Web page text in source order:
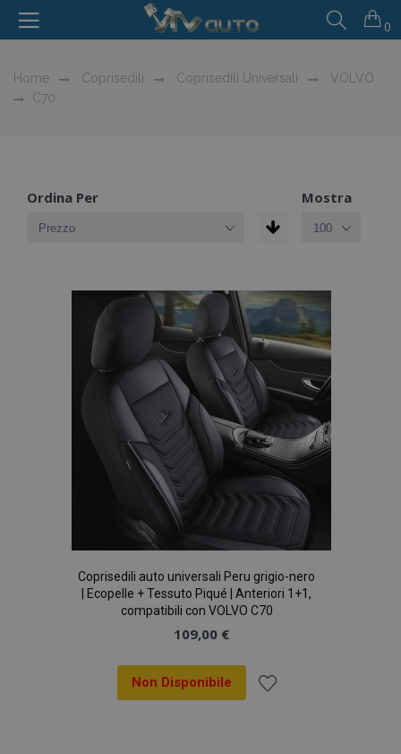
0
Home Coprisedili Coprisedili Universali
VOLVO
C70
Ordina Per Mostra
Coprisedili auto universali Peru grigio-nero
| Ecopelle + Tessuto Piqué | Anteriori 1+1,
compatibili con VOLVO C70
109,00 €
Non Disponibile